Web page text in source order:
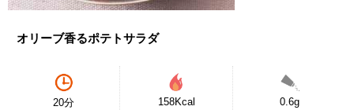
オリーブ香るポテトサラダ
20分 158Kcal 0.6g